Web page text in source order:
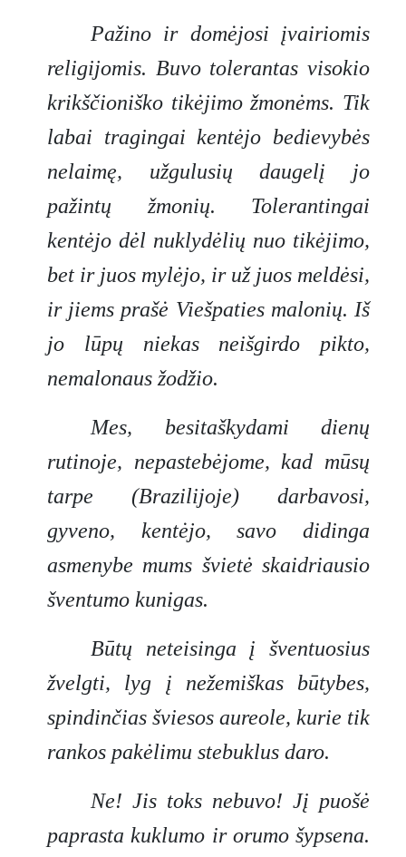
Pažino ir domėjosi įvairiomis
religijomis. Buvo tolerantas visokio
krikščioniško tikėjimo žmonėms. Tik
labai tragingai kentėjo bedievybės
nelaimę, užgulusių daugelį jo
pažintų žmonių. Tolerantingai
kentėjo dėl nuklydėlių nuo tikėjimo,
bet ir juos mylėjo, ir už juos meldėsi,
ir jiems prašė Viešpaties malonių. Iš
jo lūpų niekas neišgirdo pikto,
nemalonaus žodžio.
Mes, besitaškydami dienų
rutinoje, nepastebėjome, kad mūsų
tarpe (Brazilijoje) darbavosi,
gyveno, kentėjo, savo didinga
asmenybe mums švietė skaidriausio
šventumo kunigas.
Būtų neteisinga į šventuosius
žvelgti, lyg į nežemiškas būtybes,
spindinčias šviesos aureole, kurie tik
rankos pakėlimu stebuklus daro.
Ne! Jis toks nebuvo! Jį puošė
paprasta kuklumo ir orumo šypsena.